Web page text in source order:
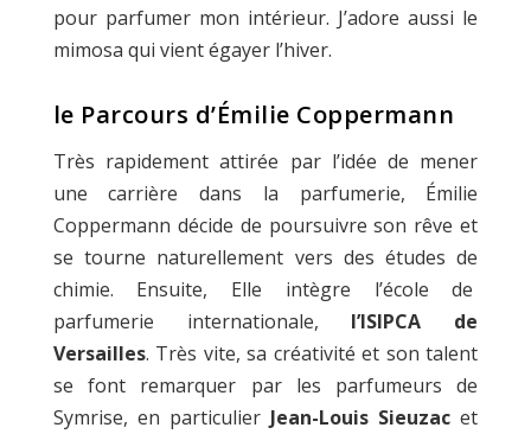
pour parfumer mon intérieur. J’adore aussi le
mimosa qui vient égayer l’hiver.
le Parcours d’Émilie Coppermann
Très rapidement attirée par l’idée de mener
une carrière dans la parfumerie, Émilie
Coppermann décide de poursuivre son rêve et
se tourne naturellement vers des études de
chimie. Ensuite, Elle intègre l’école de
parfumerie internationale, l’ISIPCA de
Versailles. Très vite, sa créativité et son talent
se font remarquer par les parfumeurs de
Symrise, en particulierJean-Louis Sieuzac et